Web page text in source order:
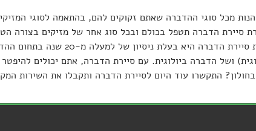
מכל סוגי ההדברה שאתם זקוקים להם, בהתאמה לסוגי
סיירת הדברה תטפל בכולם ובכל סוג אחר של מזיקים בצורה
המזיקים מביתכם אחת ולתמיד.
ושל הדברה ביולוגית. עם סיירת הדברה, אתם יכולים
התקשרו עוד היום לסיירת הדברה ותקבלו את השירות